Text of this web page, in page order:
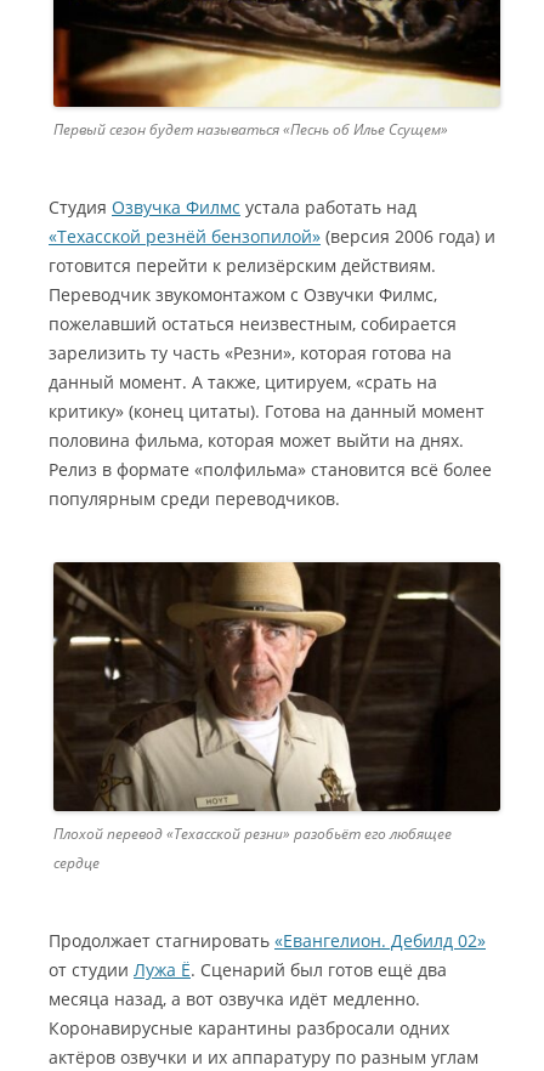
Первый сезон будет называться «Песнь об Илье Ссущем»
Студия Озвучка Филмс устала работать над
«Техасской резнёй бензопилой» (версия 2006 года) и
готовится перейти к релизёрским действиям.
Переводчик звукомонтажом с Озвучки Филмс,
пожелавший остаться неизвестным, собирается
зарелизить ту часть «Резни», которая готова на
данный момент. А также, цитируем, «срать на
критику» (конец цитаты). Готова на данный момент
половина фильма, которая может выйти на днях.
Релиз в формате «полфильма» становится всё более
популярным среди переводчиков.
Плохой перевод «Техасской резни» разобьёт его любящее
сердце
Продолжает стагнировать «Евангелион. Дебилд 02»
от студии Лужа Ё. Сценарий был готов ещё два
месяца назад, а вот озвучка идёт медленно.
Коронавирусные карантины разбросали одних
актёров озвучки и их аппаратуру по разным углам